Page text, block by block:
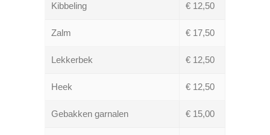
Kibbeling € 12,50
Zalm € 17,50
Lekkerbek € 12,50
Heek € 12,50
Gebakken garnalen € 15,00